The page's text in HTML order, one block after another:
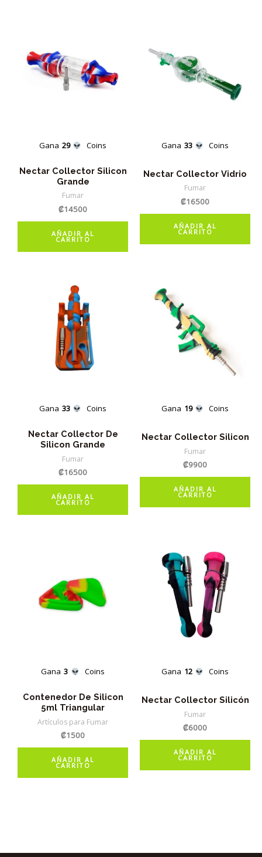
Gana 29 Coins
Nectar Collector Silicon
Grande
Fumar
₡14500
AÑADIR AL
CARRITO
Gana 33 Coins
Nectar Collector Vidrio
Fumar
₡16500
AÑADIR AL
CARRITO
Gana 33 Coins
Nectar Collector De
Silicon Grande
Fumar
₡16500
AÑADIR AL
CARRITO
Gana 19 Coins
Nectar Collector Silicon
Fumar
₡9900
AÑADIR AL
CARRITO
Gana 3 Coins
Contenedor De Silicon
5ml Triangular
Artículos para Fumar
₡1500
AÑADIR AL
CARRITO
Gana 12 Coins
Nectar Collector Silicón
Fumar
₡6000
AÑADIR AL
CARRITO